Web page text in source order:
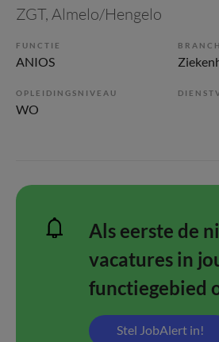
ZGT, Almelo/Hengelo
FUNCTIE
ANIOS
OPLEIDINGSNIVEAU
WO
Als eerste de
vacatures in
functiegebied
Stel JobAlert in!